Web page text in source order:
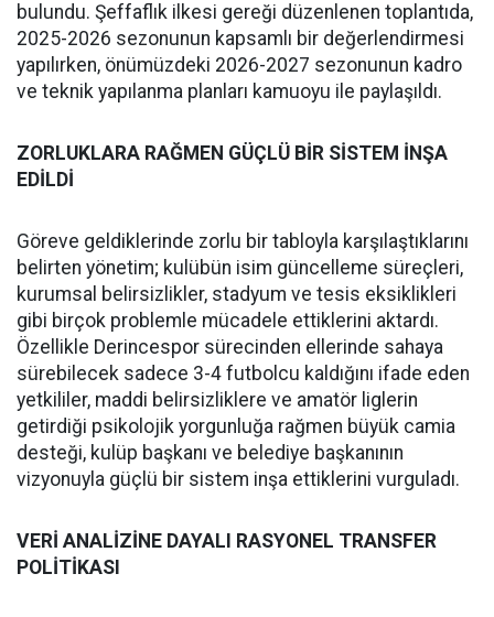
bulundu. Şeffaflık ilkesi gereği düzenlenen toplantıda,
2025-2026 sezonunun kapsamlı bir değerlendirmesi
yapılırken, önümüzdeki 2026-2027 sezonunun kadro
ve teknik yapılanma planları kamuoyu ile paylaşıldı.
ZORLUKLARA RAĞMEN GÜÇLÜ BİR SİSTEM İNŞA
EDİLDİ
Göreve geldiklerinde zorlu bir tabloyla karşılaştıklarını
belirten yönetim; kulübün isim güncelleme süreçleri,
kurumsal belirsizlikler, stadyum ve tesis eksiklikleri
gibi birçok problemle mücadele ettiklerini aktardı.
Özellikle Derincespor sürecinden ellerinde sahaya
sürebilecek sadece 3-4 futbolcu kaldığını ifade eden
yetkililer, maddi belirsizliklere ve amatör liglerin
getirdiği psikolojik yorgunluğa rağmen büyük camia
desteği, kulüp başkanı ve belediye başkanının
vizyonuyla güçlü bir sistem inşa ettiklerini vurguladı.
VERİ ANALİZİNE DAYALI RASYONEL TRANSFER
POLİTİKASI